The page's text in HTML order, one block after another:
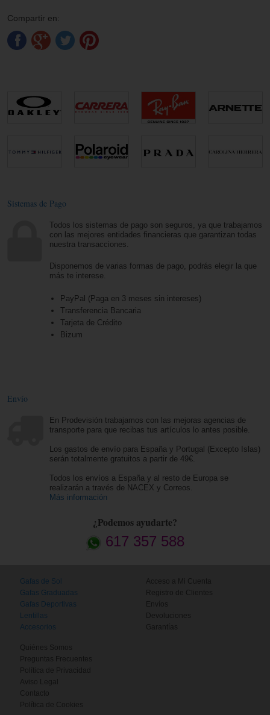
Compartir en:
Sistemas de Pago
Todos los sistemas de pago son seguros, ya que trabajamos
con las mejores entidades financieras que garantizan todas
nuestra transacciones.
Disponemos de varias formas de pago, podrás elegir la que
más te interese.
PayPal (Paga en 3 meses sin intereses)
Transferencia Bancaria
Tarjeta de Crédito
Bizum
Envío
En Prodevisión trabajamos con las mejoras agencias de
transporte para que recibas tus artículos lo antes posible.
Los gastos de envío para España y Portugal (Excepto Islas)
serán totalmente gratuitos a partir de 49€.
Todos los envíos a España y al resto de Europa se
realizarán a través de NACEX y Correos.
Más información
¿Podemos ayudarte?
617 357 588
Gafas de Sol
Gafas Graduadas
Gafas Deportivas
Lentillas
Accesorios
Acceso a Mi Cuenta
Registro de Clientes
Envíos
Devoluciones
Garantías
Quiénes Somos
Preguntas Frecuentes
Política de Privacidad
Aviso Legal
Contacto
Política de Cookies